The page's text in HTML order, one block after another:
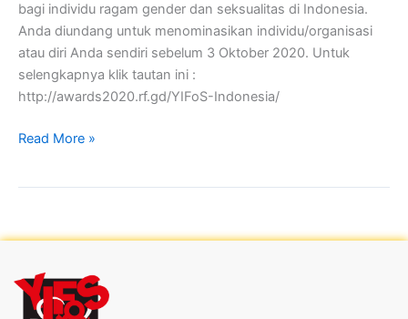
bagi individu ragam gender dan seksualitas di Indonesia.
Anda diundang untuk menominasikan individu/organisasi
atau diri Anda sendiri sebelum 3 Oktober 2020. Untuk
selengkapnya klik tautan ini :
http://awards2020.rf.gd/YIFoS-Indonesia/
Read More »